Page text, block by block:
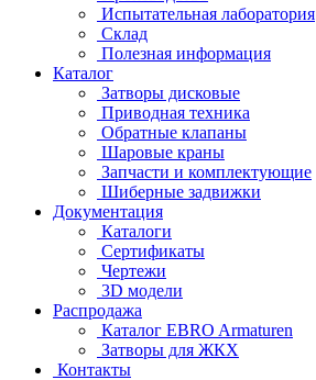
Испытательная лаборатория
Склад
Полезная информация
Каталог
Затворы дисковые
Приводная техника
Обратные клапаны
Шаровые краны
Запчасти и комплектующие
Шиберные задвижки
Документация
Каталоги
Сертификаты
Чертежи
3D модели
Распродажа
Каталог EBRO Armaturen
Затворы для ЖКХ
Контакты